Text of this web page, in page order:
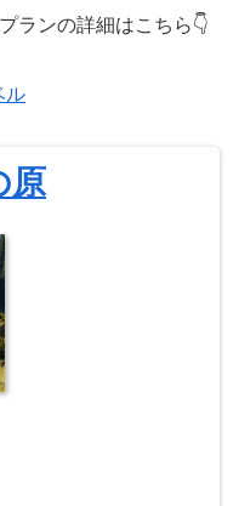
ランの詳細はこちら👇
ル
原